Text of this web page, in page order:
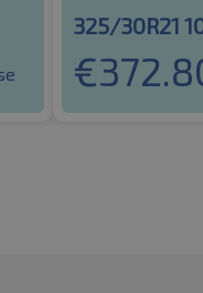
325/30R21
€